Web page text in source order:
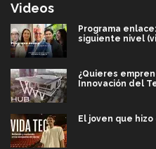
Videos
Programa
siguiente nivel
¿Quieres
Innovación del
El joven que